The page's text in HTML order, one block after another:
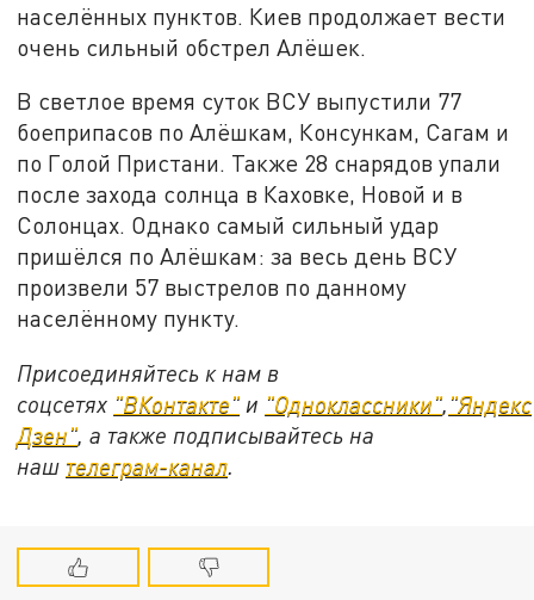
населённых пунктов. Киев продолжает вести
очень сильный обстрел Алёшек.
В светлое время суток ВСУ выпустили 77
боеприпасов по Алёшкам, Консункам, Сагам и
по Голой Пристани. Также 28 снарядов упали
после захода солнца в Каховке, Новой и в
Солонцах. Однако самый сильный удар
пришёлся по Алёшкам: за весь день ВСУ
произвели 57 выстрелов по данному
населённому пункту.
Присоединяйтесь к нам в
соцсетях "ВКонтакте" и "Одноклассники", "Яндекс
Дзен", а также подписывайтесь на
наш телеграм-канал.